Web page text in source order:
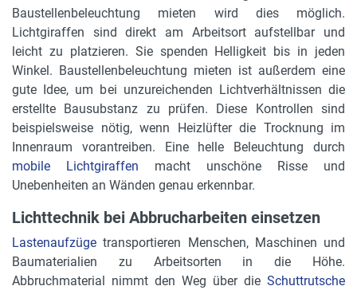
Baustellenbeleuchtung mieten wird dies möglich.
Lichtgiraffen sind direkt am Arbeitsort aufstellbar und
leicht zu platzieren. Sie spenden Helligkeit bis in jeden
Winkel. Baustellenbeleuchtung mieten ist außerdem eine
gute Idee, um bei unzureichenden Lichtverhältnissen die
erstellte Bausubstanz zu prüfen. Diese Kontrollen sind
beispielsweise nötig, wenn Heizlüfter die Trocknung im
Innenraum vorantreiben. Eine helle Beleuchtung durch
mobile Lichtgiraffen macht unschöne Risse und
Unebenheiten an Wänden genau erkennbar.
Lichttechnik bei Abbrucharbeiten einsetzen
Lastenaufzüge transportieren Menschen, Maschinen und
Baumaterialien zu Arbeitsorten in die Höhe.
Abbruchmaterial nimmt den Weg über die Schuttrutsche